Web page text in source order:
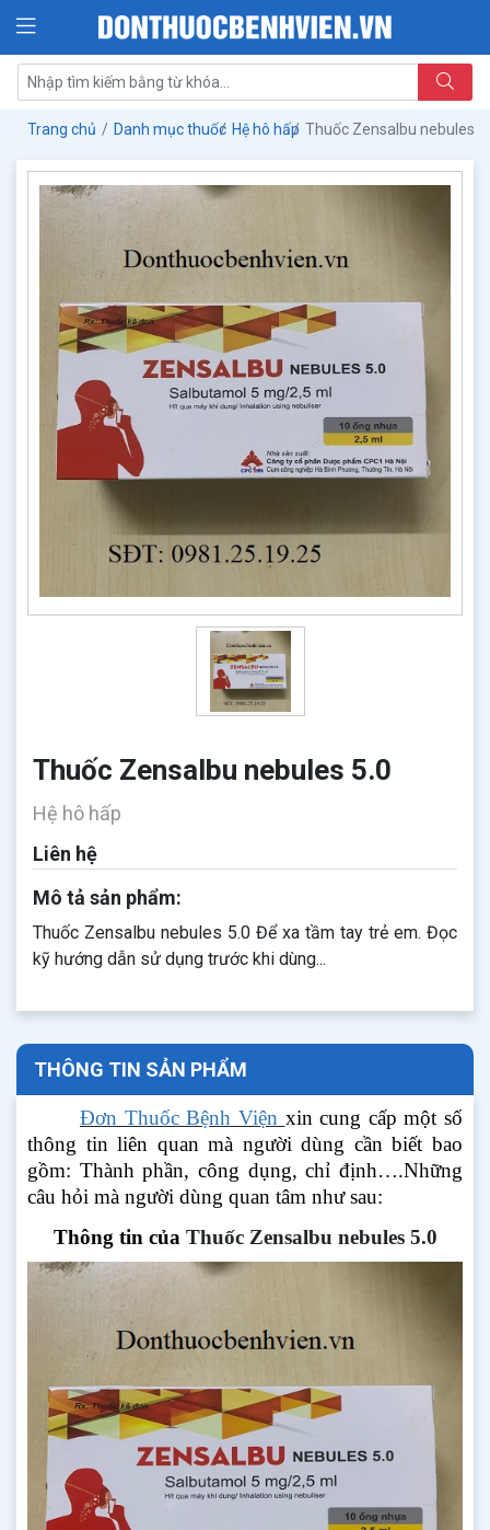
Trang chủ Danh mục thuốc Hệ hô hấp Thuốc Zensalbu nebules
Thuốc Zensalbu nebules 5.0
Hệ hô hấp
Liên hệ
Mô tả sản phẩm:
Thuốc Zensalbu nebules 5.0 Để xa tầm tay trẻ em. Đọc
kỹ hướng dẫn sử dụng trước khi dùng...
THÔNG TIN SẢN PHẨM
Đơn Thuốc Bệnh Viện xin cung cấp một số
thông tin liên quan mà người dùng cần biết bao
gồm: Thành phần, công dụng, chỉ định….Những
câu hỏi mà người dùng quan tâm như sau:
Thông tin của Thuốc Zensalbu nebules 5.0